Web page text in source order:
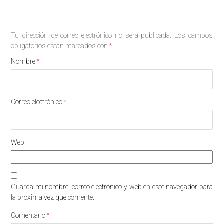
Tu dirección de correo electrónico no será publicada.
Los campos
obligatorios están marcados con*
Nombre*
Correo electrónico*
Web
Guarda mi nombre, correo electrónico y web en este navegador para
la próxima vez que comente.
Comentario*